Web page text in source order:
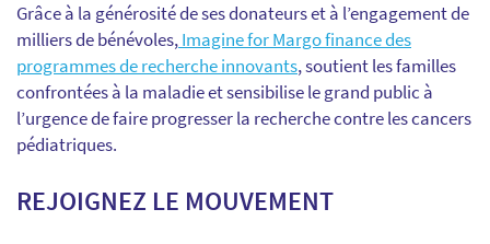
Grâce à la générosité de ses donateurs et à l’engagement de
milliers de bénévoles,Imagine for Margo finance des
programmes de recherche innovants, soutient les familles
confrontées à la maladie et sensibilise le grand public à
l’urgence de faire progresser la recherche contre les cancers
pédiatriques.
REJOIGNEZ LE MOUVEMENT